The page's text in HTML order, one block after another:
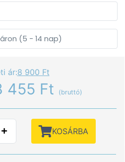
(5 - 14 nap)
ár:8 900 Ft
455 Ft (bruttó)
KOSÁRBA